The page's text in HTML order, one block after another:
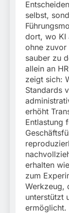
selbst,
dort, wo KI
ohne zuvor
sauber zu
allein an
zeigt sich:
Standards
erhöht
Entlastung
erhalten
zum
Werkzeug,
unterstützt
ermöglicht.